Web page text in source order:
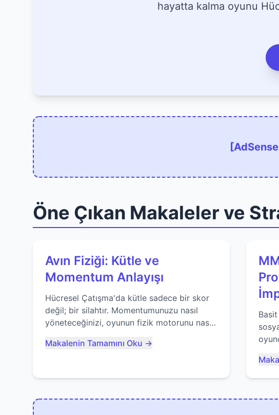
hayatta kalma oyunu
Öne Çıkan Makaleler ve
Avın Fiziği: Kütle ve
Momentum Anlayışı
Hücresel Çatışma'da kütle sadece bir skor
değil; bir silahtır. Momentumunuzu nasıl
yöneteceğinizi, oyunun fizik motorunu nasıl
nasıl ustalaşacağınızı öğrenin...
Makalenin Tamamını Oku →